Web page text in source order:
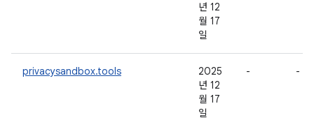
년 12
월 17
일
privacysandbox.tools
2025
년 12
월 17
일
- -